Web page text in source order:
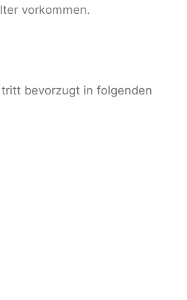
vorkommen.
bevorzugt in folgenden